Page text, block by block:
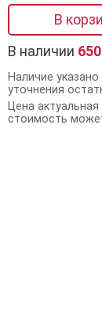
В
В наличии 650
Наличие
уточнения
Цена
стоимость